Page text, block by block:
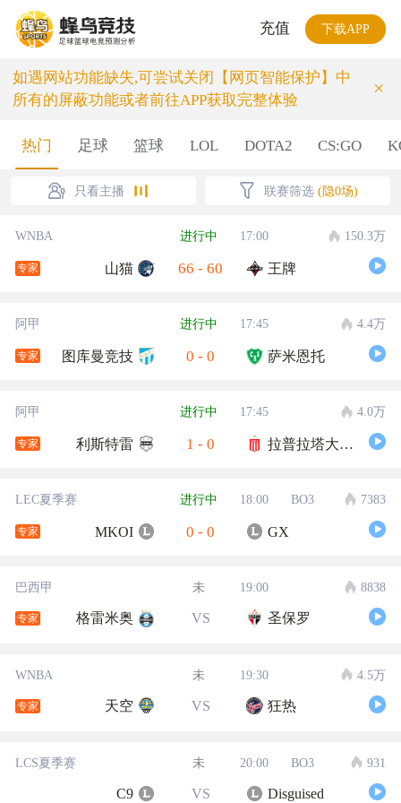
充值 下载APP
如遇网站功能缺失,可尝试关闭【网页智能保护】中
所有的屏蔽功能或者前往APP获取完整体验
×
热门 足球 篮球 LOL DOTA2 CS:GO
只看主播 联赛筛选 (隐0场)
WNBA 进行中 17:00 150.3万
专家 山猫 66 - 60 王牌
阿甲 进行中 17:45 4.4万
专家 图库曼竞技 0 - 0 萨米恩托
阿甲 进行中 17:45 4.0万
专家 利斯特雷 1 - 0 拉普拉塔大学生
LEC夏季赛 进行中 18:00 BO3 7383
专家 MKOI 0 - 0 GX
巴西甲 未 19:00 8838
专家 格雷米奥 VS 圣保罗
WNBA 未 19:30 4.5万
专家 天空 VS 狂热
LCS夏季赛 未 20:00 BO3 931
C9 VS Disguised